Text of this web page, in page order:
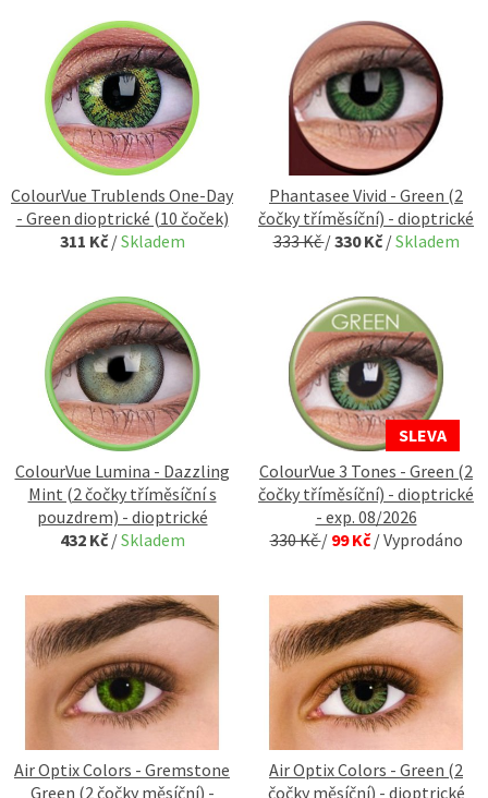
ColourVue Trublends One-Day
- Green dioptrické (10 čoček)
311 Kč/Skladem
Phantasee Vivid - Green (2
čočky tříměsíční) - dioptrické
333 Kč/330 Kč/Skladem
ColourVue Lumina - Dazzling
Mint (2 čočky tříměsíční s
pouzdrem) - dioptrické
432 Kč/Skladem
SLEVA
ColourVue 3 Tones - Green (2
čočky tříměsíční) - dioptrické
- exp. 08/2026
330 Kč/ 99 Kč/Vyprodáno
Air Optix Colors - Gremstone
Green (2 čočky měsíční) -
Air Optix Colors - Green (2
čočky měsíční) - dioptrické